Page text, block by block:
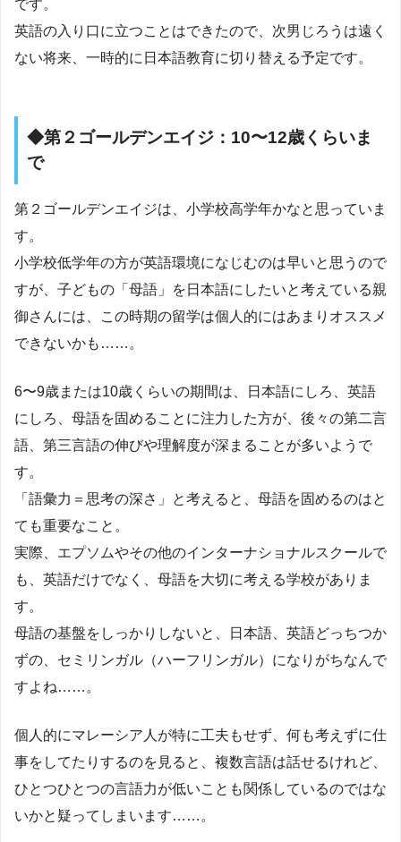
です。
英語の入り口に立つことはできたので、次男じろうは遠く
ない将来、一時的に日本語教育に切り替える予定です。
◆第２ゴールデンエイジ：10〜12歳くらいま
で
第２ゴールデンエイジは、小学校高学年かなと思っていま
す。
小学校低学年の方が英語環境になじむのは早いと思うので
すが、子どもの「母語」を日本語にしたいと考えている親
御さんには、この時期の留学は個人的にはあまりオススメ
できないかも……。
6〜9歳または10歳くらいの期間は、日本語にしろ、英語
にしろ、母語を固めることに注力した方が、後々の第二言
語、第三言語の伸びや理解度が深まることが多いようで
す。
「語彙力＝思考の深さ」と考えると、母語を固めるのはと
ても重要なこと。
実際、エプソムやその他のインターナショナルスクールで
も、英語だけでなく、母語を大切に考える学校がありま
す。
母語の基盤をしっかりしないと、日本語、英語どっちつか
ずの、セミリンガル（ハーフリンガル）になりがちなんで
すよね……。
個人的にマレーシア人が特に工夫もせず、何も考えずに仕
事をしてたりするのを見ると、複数言語は話せるけれど、
ひとつひとつの言語力が低いことも関係しているのではな
いかと疑ってしまいます……。